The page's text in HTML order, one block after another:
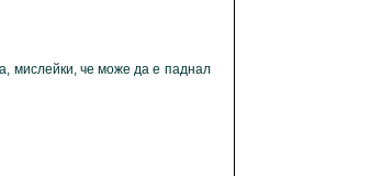
мислейки, че може да е паднал